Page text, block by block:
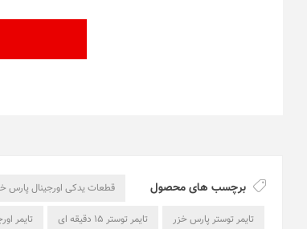
برچسب های محصول قطعات یدکی اورجینال پارس
تایمر توستر پارس خزر تایمر توستر 15 دقیقه ای تایمر